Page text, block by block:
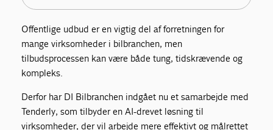
Offentlige udbud er en vigtig del af forretningen for
mange virksomheder i bilbranchen, men
tilbudsprocessen kan være både tung, tidskrævende og
kompleks.
Derfor har DI Bilbranchen indgået nu et samarbejde med
Tenderly, som tilbyder en AI-drevet løsning til
virksomheder, der vil arbejde mere effektivt og målrettet